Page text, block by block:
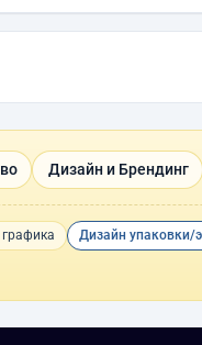
Дизайн и Брендинг
графика Дизайн упаковки/